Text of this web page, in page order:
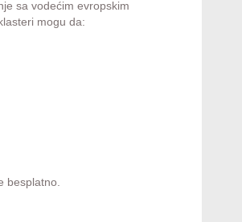
sa vodećim evropskim
mogu da:
besplatno.